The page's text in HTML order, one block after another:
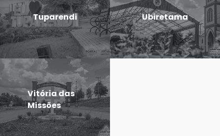
Tuparendi Ubiretama
Vitória das
Missões